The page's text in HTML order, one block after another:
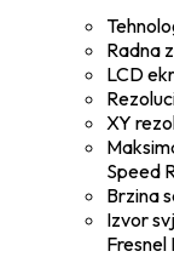
Radna
LCD
XY
Speed
Brzina
Izvor
Fresnel